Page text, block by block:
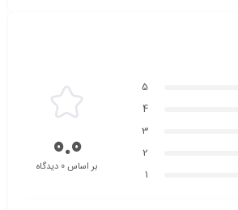
5
4
3
2
1
0.0بر اساس 0 دیدگاه